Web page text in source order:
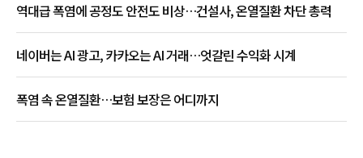
역대급 폭염에 공정도 안전도 비상…건설사, 온열질환 차단 총력
네이버는 AI 광고, 카카오는 AI 거래…엇갈린 수익화 시계
폭염 속 온열질환…보험 보장은 어디까지